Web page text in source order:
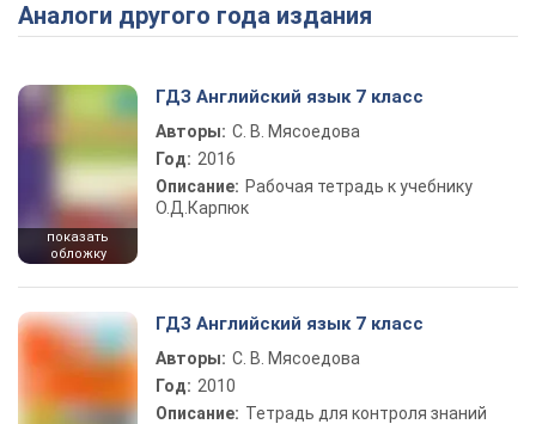
Play Video
Аналоги другого года издания
показать
обложку
ГДЗ Английский язык 7 класс
Авторы: С. В. Мясоедова
Год: 2016
Описание: Рабочая тетрадь к учебнику
О.Д.Карпюк
ГДЗ Английский язык 7 класс
Авторы: С. В. Мясоедова
Год: 2010
Описание: Тетрадь для контроля знаний